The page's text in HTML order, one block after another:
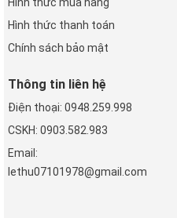
Hình thức mua hàng
Hình thức thanh toán
Chính sách bảo mật
Thông tin liên hệ
Điện thoại: 0948.259.998
CSKH: 0903.582.983
Email:
lethu07101978@gmail.com